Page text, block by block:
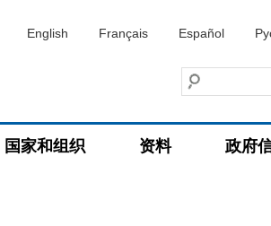
English Français Español
国家和组织 资料 政府